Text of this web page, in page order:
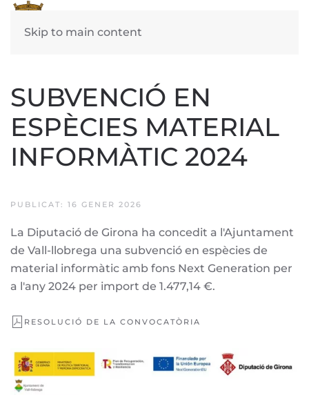
Skip to main content
SUBVENCIÓ EN
ESPÈCIES MATERIAL
INFORMÀTIC 2024
PUBLICAT: 16 GENER 2026
La Diputació de Girona ha concedit a l'Ajuntament
de Vall-llobrega una subvenció en espècies de
material informàtic amb fons Next Generation per
a l'any 2024 per import de 1.477,14 €.
RESOLUCIÓ DE LA CONVOCATÒRIA